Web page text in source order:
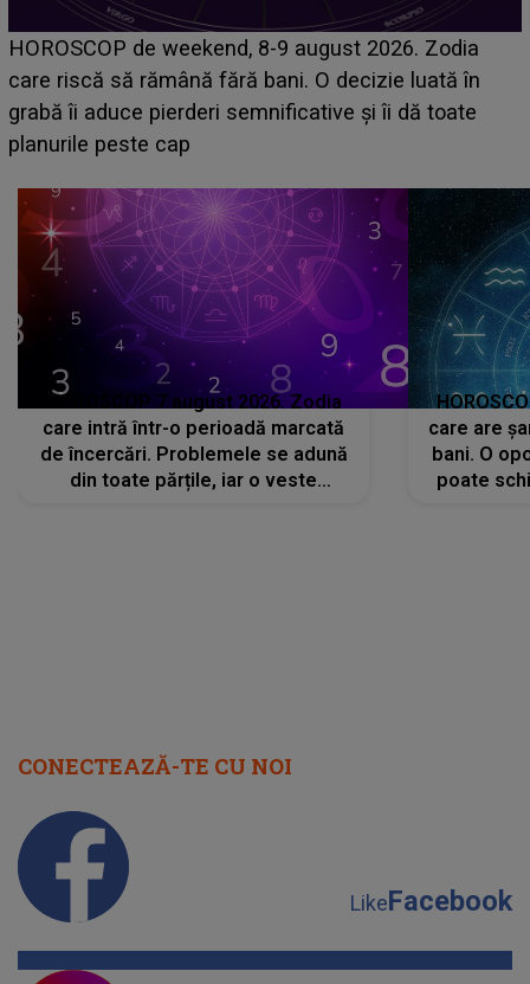
Emanuel a ținut ACEST DETALIU ASCUNS până
acum! În fața Alexandrei, concurentul din Casa Iubirii
face o MĂRTURISIRE NEAȘTEPTATĂ despre mama
sa: "I-am spus și ei în față, eu nu te iubesc pentru
HOROSCOP 7 august 2026. Zodia
care intră într-o perioadă marcată
de încercări. Problemele se adună
din toate părțile, iar o veste
care are
bani. O
poate
CONECTEAZĂ-TE CU NOI
LikeFacebook